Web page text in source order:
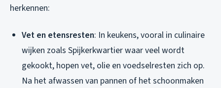
herkennen:
Vet en etensresten: In keukens, vooral in culinaire
wijken zoals Spijkerkwartier waar veel wordt
gekookt, hopen vet, olie en voedselresten zich op.
Na het afwassen van pannen of het schoonmaken